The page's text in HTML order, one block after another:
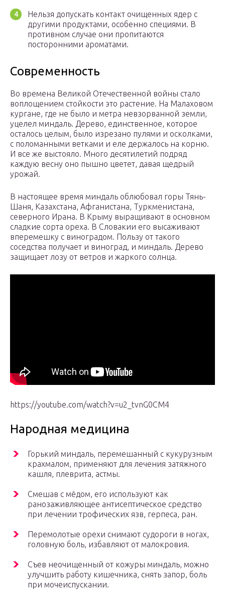
Нельзя допускать контакт очищенных ядер с
другими продуктами, особенно специями. В
противном случае они пропитаются
посторонними ароматами.
Современность
Во времена Великой Отечественной войны стало
воплощением стойкости это растение. На Малаховом
кургане, где не было и метра невзорванной земли,
уцелел миндаль. Дерево, единственное, которое
осталось целым, было изрезано пулями и осколками,
с поломанными ветками и еле держалось на корню.
И все же выстояло. Много десятилетий подряд
каждую весну оно пышно цветет, давая щедрый
урожай.
В настоящее время миндаль облюбовал горы Тянь-
Шаня, Казахстана, Афганистана, Туркменистана,
северного Ирана. В Крыму выращивают в основном
сладкие сорта ореха. В Словакии его высаживают
вперемешку с виноградом. Пользу от такого
соседства получает и виноград, и миндаль. Дерево
защищает лозу от ветров и жаркого солнца.
https://youtube.com/watch?v=u2_tvnG0CM4
Народная медицина
Горький миндаль, перемешанный с кукурузным
крахмалом, применяют для лечения затяжного
кашля, плеврита, астмы.
Смешав с мёдом, его используют как
ранозаживляющее антисептическое средство
при лечении трофических язв, герпеса, ран.
Перемолотые орехи снимают судороги в ногах,
головную боль, избавляют от малокровия.
Съев неочищенный от кожуры миндаль, можно
улучшить работу кишечника, снять запор, боль
при мочеиспускании.